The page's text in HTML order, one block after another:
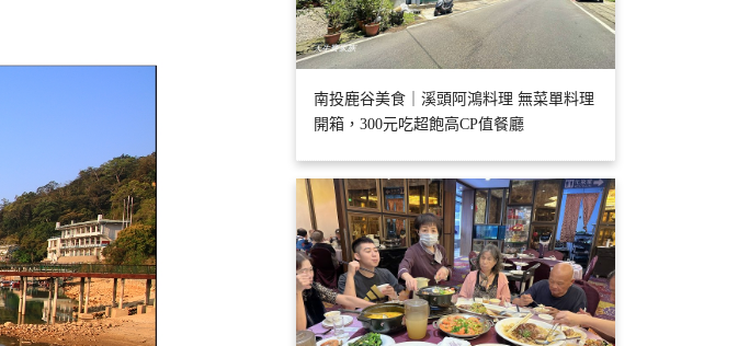
南投鹿谷美食｜溪頭阿鴻料理 無菜單料理
開箱，300元吃超飽高CP值餐廳